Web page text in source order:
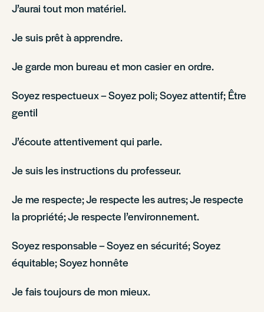
J’aurai tout mon matériel.
Je suis prêt à apprendre.
Je garde mon bureau et mon casier en ordre.
Soyez respectueux – Soyez poli; Soyez attentif; Être
gentil
J’écoute attentivement qui parle.
Je suis les instructions du professeur.
Je me respecte; Je respecte les autres; Je respecte
la propriété; Je respecte l’environnement.
Soyez responsable – Soyez en sécurité; Soyez
équitable; Soyez honnête
Je fais toujours de mon mieux.